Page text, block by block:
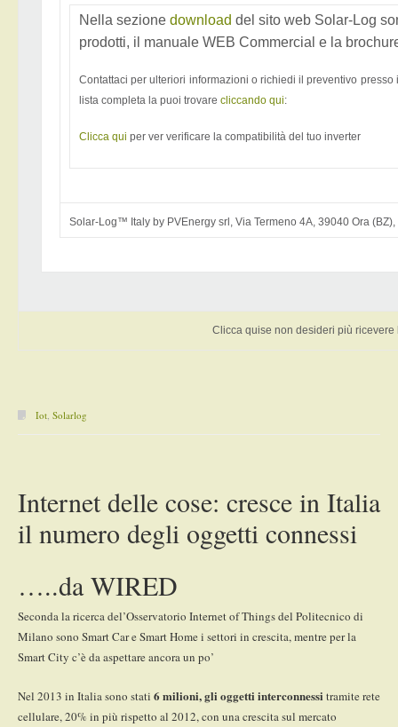
Nella sezione download del sito web Solar-Log
prodotti, il manuale WEB Commercial e la
Contattaci per ulteriori informazioni o richiedi il preventivo
lista completa la puoi trovare cliccando qui:
Clicca qui per ver verificare la compatibilità del tuo inverter
Solar-Log™ Italy by PVEnergy srl, Via Termeno 4A, 39040 Ora
Clicca quise non desideri più ricevere
Iot, Solarlog
Internet delle cose: cresce in Italia
il numero degli oggetti connessi
…..da WIRED
Seconda la ricerca del’Osservatorio Internet of Things del Politecnico di
Milano sono Smart Car e Smart Home i settori in crescita, mentre per la
Smart City c’è da aspettare ancora un po’
Nel 2013 in Italia sono stati 6 milioni, gli oggetti interconnessi tramite rete
cellulare, 20% in più rispetto al 2012, con una crescita sul mercato